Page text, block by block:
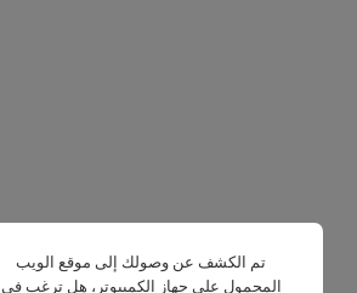
تم الكشف عن وصولك إلى موقع الويب
المحمول على جهاز الكمبيوتر، هل ترغب في